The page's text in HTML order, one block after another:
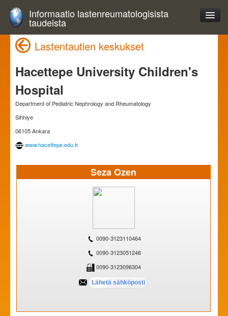
Informaatio lastenreumatologisista
taudeista
Lastentautien keskukset
Hacettepe University Children's
Hospital
Department of Pediatric Nephrology and Rheumatology
Sihhiye
06105 Ankara
www.hacettepe.edu.tr
Seza Ozen
0090-3123110464
0090-3123051246
0090-3123096304